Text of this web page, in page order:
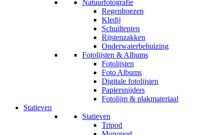
Natuurfotografie
Regenhoezen
Kledij
Schuiltenten
Rijstenzakken
Onderwaterbehuizing
Fotolijsten & Albums
Fotolijsten
Foto Albums
Digitale fotolijsten
Papiersnijders
Fotolijm & plakmateriaal
Statieven
Statieven
Tripod